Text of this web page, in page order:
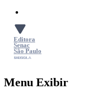
o
Conteúdo
Editora
Senac
São Paulo
SACOLA
MENU
Menu Exibir